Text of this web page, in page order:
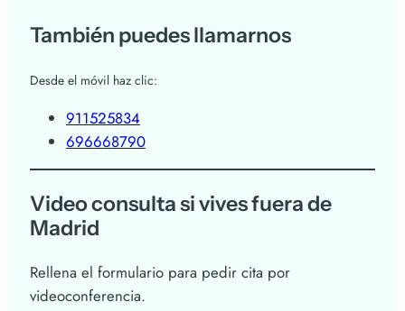
También puedes llamarnos
Desde el móvil haz clic:
911525834
696668790
Video consulta si vives fuera de
Madrid
Rellena el formulario para pedir cita por
videoconferencia.